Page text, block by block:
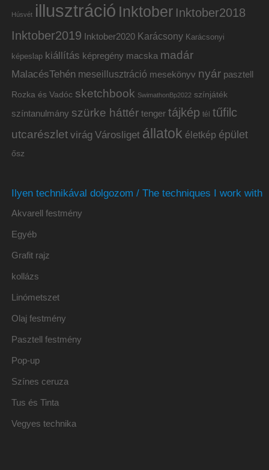
Húsvét illusztráció Inktober Inktober2018
Inktober2019 Inktober2020 Karácsony Karácsonyi
képeslap kiállítás képregény macska madár
MalacésTehén meseillusztráció mesekönyv nyár pasztell
Rozka és Vadóc sketchbook SwimathonBp2022 színjáték
színtanulmány szürke háttér tenger tájkép tél tűfilc
utcarészlet virág Városliget állatok életkép épület
ősz
Ilyen technikával dolgozom / The techniques I work with
Akvarell festmény
Egyéb
Grafit rajz
kollázs
Linómetszet
Olaj festmény
Pasztell festmény
Pop-up
Színes ceruza
Tus és Tinta
Vegyes technika